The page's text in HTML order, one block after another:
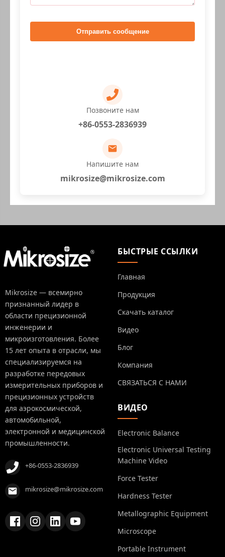
Отправить сообщение
Позвоните нам
+86-0553-2836939
Напишите нам
mikrosize@mikrosize.com
Mikrosize — всемирно
признанный лидер в
области прецизионной
инженерии и
микроизготовления. Более
15 лет опыта в отрасли, мы
специализируемся на
разработке передовых
измерительных приборов и
прецизионных устройств
для аэрокосмической,
автомобильной,
электронной и медицинской
промышленности.
+86-0553-2836939
mikrosize@mikrosize.com
БЫСТРЫЕ ССЫЛКИ
Главная
Продукция
Скачать каталог
Видео
Блог
Компания
СВЯЗАТЬСЯ С НАМИ
ВИДЕО
Electronic Balance
Electronic Universal Testing
Machine Video
Force Tester
Hardness Tester
Metallographic Equipment
Microscope
Portable Instrument